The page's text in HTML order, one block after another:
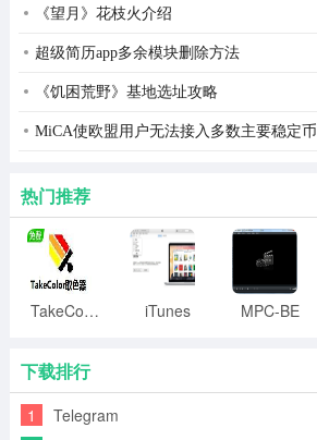
《望月》花枝火介绍
超级简历app多余模块删除方法
《饥困荒野》基地选址攻略
MiCA使欧盟用户无法接入多数主要稳定币
热门推荐
TakeColor取色器 iTunes MPC-BE
下载排行
1 Telegram